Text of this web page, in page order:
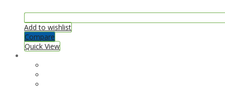
Add to wishlist
Compare
Quick View